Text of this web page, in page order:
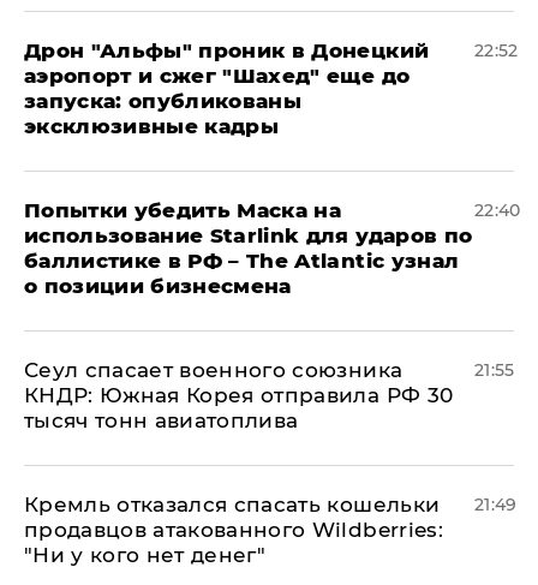
Дрон "Альфы" проник в Донецкий
аэропорт и сжег "Шахед" еще до
запуска: опубликованы
эксклюзивные кадры
22:52
Попытки убедить Маска на
использование Starlink для ударов по
баллистике в РФ – The Atlantic узнал
о позиции бизнесмена
22:40
​Сеул спасает военного союзника
КНДР: Южная Корея отправила РФ 30
тысяч тонн авиатоплива
21:55
Кремль отказался спасать кошельки
продавцов атакованного Wildberries:
"Ни у кого нет денег"
21:49